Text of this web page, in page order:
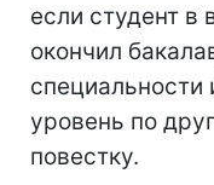
если студент в
окончил
специальности
уровень по
повестку.